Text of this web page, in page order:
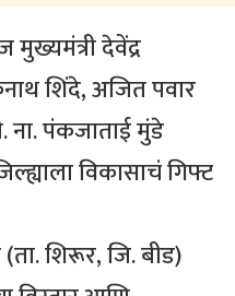
देवेंद्र
शिंदे, अजित पवार
ना. पंकजाताई मुंडे
विकासाचं गिफ्ट
शिरूर, जि. बीड)